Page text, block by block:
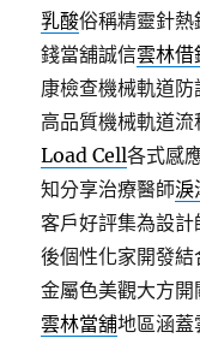
乳酸俗稱精靈針
錢當舖誠信雲林借
康檢查機械軌道防
高品質機械軌道
Load Cell各式感
知分享治療醫師淚
客戶好評集為設計
後個性化家開發
金屬色美觀大方
雲林當舖地區涵蓋